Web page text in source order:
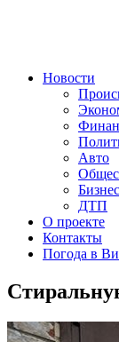
Новости
Авто
Бизнес
ДТП
О проекте
Контакты
Погода в